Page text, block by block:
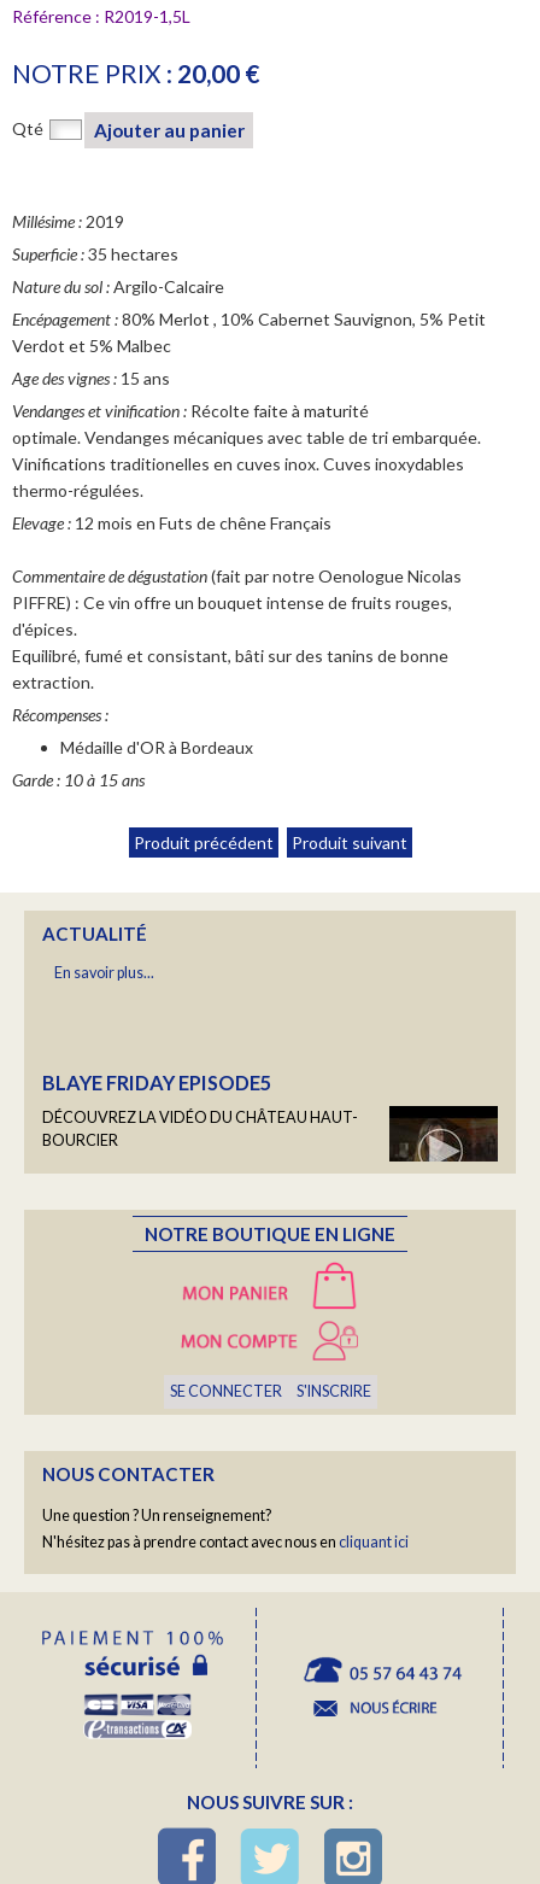
ACTUALITÉ
YOGA "RALENTIR" AVEC BARBARA COTTAVOZ
Un moment hors du temps
En savoir plus...
CALENDRIER 2025/2026
Retrouvez les dates des prochaines manifestations où nous
En savoir plus...
Une fois par semaine, nous vous ferons découvrir un
En savoir plus...
NOTRE BOUTIQUE EN LIGNE
SE CONNECTER S'INSCRIRE
NOUS CONTACTER
Une question ? Un renseignement?
N'hésitez pas à prendre contact avec nous en cliquant ici
Référence : R2019-1,5L
NOTRE PRIX : 20,00 €
Qté Ajouter au panier
Millésime : 2019
Superficie :35 hectares
Nature du sol :Argilo-Calcaire
Encépagement :80% Merlot , 10% Cabernet Sauvignon, 5% Petit
Verdot et 5% Malbec
Age des vignes : 15 ans
Vendanges et vinification : Récolte faite à maturité
optimale. Vendanges mécaniques avec table de tri embarquée.
Vinifications traditionelles en cuves inox. Cuves inoxydables
thermo-régulées.
Elevage : 12 mois en Futs de chêne Français
Commentaire de dégustation(fait par notre Oenologue Nicolas
PIFFRE) : Ce vin offre un bouquet intense de fruits rouges,
d'épices.
Equilibré, fumé et consistant, bâti sur des tanins de bonne
extraction.
Récompenses :
Médaille d'OR à Bordeaux
Garde : 10 à 15 ans
Produit précédent Produit suivant
NOUS SUIVRE SUR :